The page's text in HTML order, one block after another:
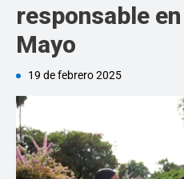
responsable
Mayo
19 de febrero 2025